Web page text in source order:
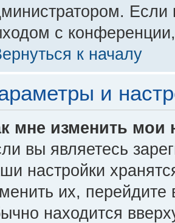
Если
с
к началу
и
мне изменить мои
вы являетесь
настройки
их, перейдите
находится